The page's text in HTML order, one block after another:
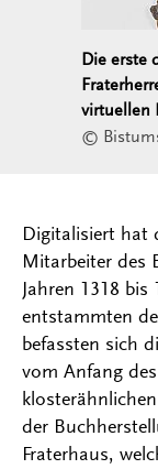
Die erste
virtuellen
©
Digitalisiert hat
Mitarbeiter des
Jahren 1318
entstammten
befassten sich
vom Anfang
der
Fraterhaus,